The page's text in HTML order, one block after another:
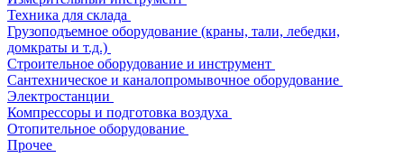
Техника для склада
Грузоподъемное оборудование (краны, тали, лебедки,
домкраты и т.д.)
Строительное оборудование и инструмент
Сантехническое и каналопромывочное оборудование
Электростанции
Компрессоры и подготовка воздуха
Отопительное оборудование
Прочее